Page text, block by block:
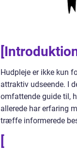
Hudpleje er ikke kun
attraktiv udseende. I
omfattende guide til,
allerede har erfaring
træffe informerede
[